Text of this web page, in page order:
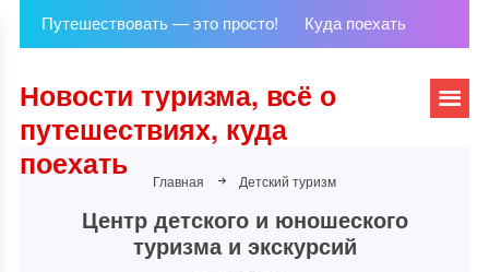
Путешествовать — это просто! Куда поехать
Новости туризма, всё о
путешествиях, куда
поехать
Главная Детский туризм
Центр детского и юношеского
туризма и экскурсий